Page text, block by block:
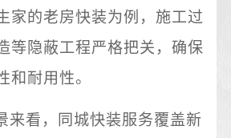
家的老房快装为例，施工过
等隐蔽工程严格把关，确保
和耐用性。
来看，同城快装服务覆盖新